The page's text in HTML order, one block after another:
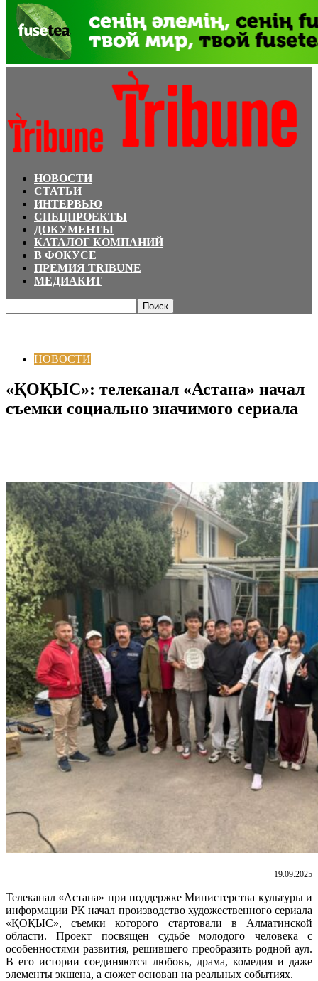
НОВОСТИ
СТАТЬИ
ИНТЕРВЬЮ
СПЕЦПРОЕКТЫ
ДОКУМЕНТЫ
КАТАЛОГ КОМПАНИЙ
В ФОКУСЕ
ПРЕМИЯ TRIBUNE
МЕДИАКИТ
НОВОСТИ
«ҚОҚЫС»: телеканал «Астана» начал
съемки социально значимого сериала
19.09.2025
Телеканал «Астана» при поддержке Министерства культуры и
информации РК начал производство художественного сериала
«ҚОҚЫС», съемки которого стартовали в Алматинской
области. Проект посвящен судьбе молодого человека с
особенностями развития, решившего преобразить родной аул.
В его истории соединяются любовь, драма, комедия и даже
элементы экшена, а сюжет основан на реальных событиях.